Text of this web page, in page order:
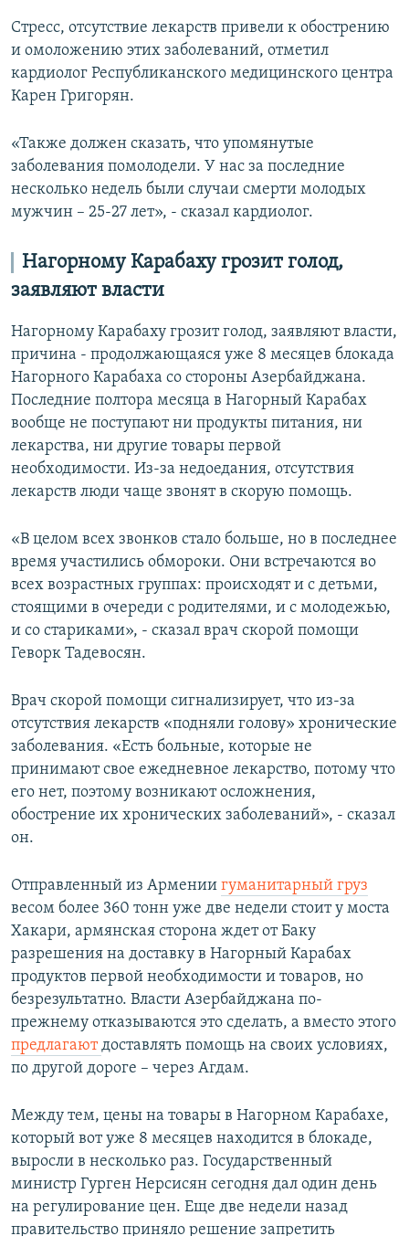
Стресс, отсутствие лекарств привели к обострению
и омоложению этих заболеваний, отметил
кардиолог Республиканского медицинского центра
Карен Григорян.
«Также должен сказать, что упомянутые
заболевания помолодели. У нас за последние
несколько недель были случаи смерти молодых
мужчин – 25-27 лет», - сказал кардиолог.
Нагорному Карабаху грозит голод,
заявляют власти
Нагорному Карабаху грозит голод, заявляют власти,
причина - продолжающаяся уже 8 месяцев блокада
Нагорного Карабаха со стороны Азербайджана.
Последние полтора месяца в Нагорный Карабах
вообще не поступают ни продукты питания, ни
лекарства, ни другие товары первой
необходимости. Из-за недоедания, отсутствия
лекарств люди чаще звонят в скорую помощь.
«В целом всех звонков стало больше, но в последнее
время участились обмороки. Они встречаются во
всех возрастных группах: происходят и с детьми,
стоящими в очереди с родителями, и с молодежью,
и со стариками», - сказал врач скорой помощи
Геворк Тадевосян.
Врач скорой помощи сигнализирует, что из-за
отсутствия лекарств «подняли голову» хронические
заболевания. «Есть больные, которые не
принимают свое ежедневное лекарство, потому что
его нет, поэтому возникают осложнения,
обострение их хронических заболеваний», - сказал
он.
Отправленный из Армении гуманитарный груз
весом более 360 тонн уже две недели стоит у моста
Хакари, армянская сторона ждет от Баку
разрешения на доставку в Нагорный Карабах
продуктов первой необходимости и товаров, но
безрезультатно. Власти Азербайджана по-
прежнему отказываются это сделать, а вместо этого
предлагаютдоставлять помощь на своих условиях,
по другой дороге – через Агдам.
Между тем, цены на товары в Нагорном Карабахе,
который вот уже 8 месяцев находится в блокаде,
выросли в несколько раз. Государственный
министр Гурген Нерсисян сегодня дал один день
на регулирование цен. Еще две недели назад
правительство приняло решение запретить